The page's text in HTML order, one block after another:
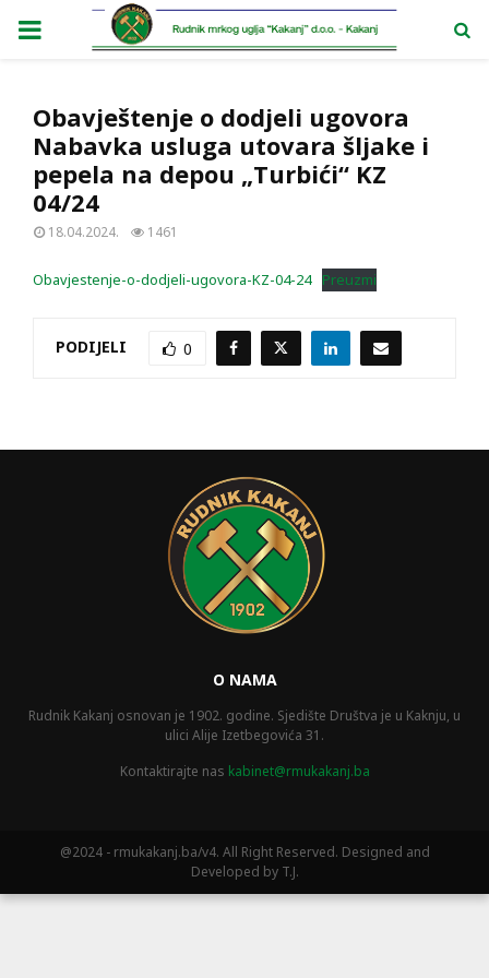
PRIMARY
Obavještenje o dodjeli ugovora
Nabavka usluga utovara šljake i
pepela na depou „Turbići“ KZ
04/24
18.04.2024. 1461
Obavjestenje-o-dodjeli-ugovora-KZ-04-24 Preuzmi
PODIJELI 0
O NAMA
Rudnik Kakanj osnovan je 1902. godine. Sjedište Društva je u Kaknju, u
ulici Alije Izetbegovića 31.
Kontaktirajte nas kabinet@rmukakanj.ba
@2024 - rmukakanj.ba/v4. All Right Reserved. Designed and
Developed by T.J.